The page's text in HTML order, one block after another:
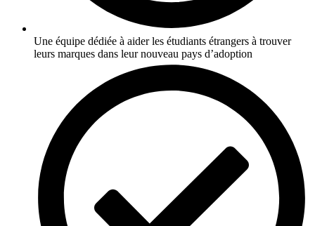
Une équipe dédiée à aider les étudiants étrangers à trouver
leurs marques dans leur nouveau pays d’adoption